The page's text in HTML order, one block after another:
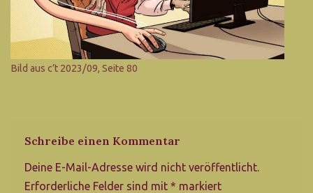
Bild aus c’t 2023/09, Seite 80
Schreibe einen Kommentar
Deine E-Mail-Adresse wird nicht veröffentlicht.
Erforderliche Felder sind mit * markiert